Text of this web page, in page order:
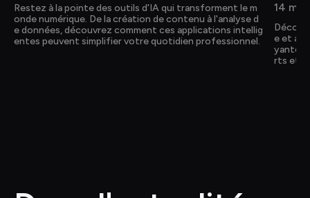
Restez à la pointe des outils d'IA qui transforment le m
onde numérique. De la création de contenu à l'analyse d
e données, découvrez comment ces applications intellig
entes peuvent simplifier votre quotidien professionnel.
14
e et
yante
rts et